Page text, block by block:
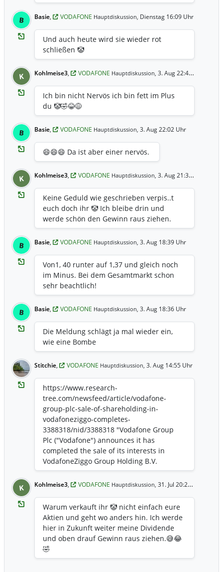
B Basie, VODAFONE Hauptdiskussion, Dienstag 16:09 Uhr
Und auch heute wird sie wieder rot
schließen 🤡
K Kohlmeise3, VODAFONE Hauptdiskussion, 3. Aug 22:43 Uhr
Ich bin nicht Nervös ich bin fett im Plus
du 🤡🤣😂😅
B Basie, VODAFONE Hauptdiskussion, 3. Aug 22:02 Uhr
😄😄😄 Da ist aber einer nervös.
K Kohlmeise3, VODAFONE Hauptdiskussion, 3. Aug 21:34 Uhr
Keine Geduld wie geschrieben verpis..t
euch doch ihr 🤡 Ich bleibe drin und
werde schön den Gewinn raus ziehen.
B Basie, VODAFONE Hauptdiskussion, 3. Aug 18:39 Uhr
Von1, 40 runter auf 1,37 und gleich noch
im Minus. Bei dem Gesamtmarkt schon
sehr beachtlich!
B Basie, VODAFONE Hauptdiskussion, 3. Aug 18:36 Uhr
Die Meldung schlägt ja mal wieder ein,
wie eine Bombe
Stitchie, VODAFONE Hauptdiskussion, 3. Aug 14:55 Uhr
https://www.research-
tree.com/newsfeed/article/vodafone-
group-plc-sale-of-shareholding-in-
vodafoneziggo-completes-
3388318/nid/3388318 "Vodafone Group
Plc ("Vodafone") announces it has
completed the sale of its interests in
VodafoneZiggo Group Holding B.V.
("VodafoneZiggo") to Liberty Global Ltd
("Liberty Global"). The transaction
cash and a 10% shareholding in Ziggo
Group, which will own 100% of both
VodafoneZiggo and Liberty Global's
Belgian subsidiary, Telenet Group Holding
("Telenet")1. As part of the transaction,
Vodafone and Liberty Global have also
K Kohlmeise3, VODAFONE Hauptdiskussion, 31. Jul 20:20 Uhr
Warum verkauft ihr 🤡 nicht einfach eure
Aktien und geht wo anders hin. Ich werde
hier in Zukunft weiter meine Dividende
und oben drauf Gewinn raus ziehen.😅😂
🤣